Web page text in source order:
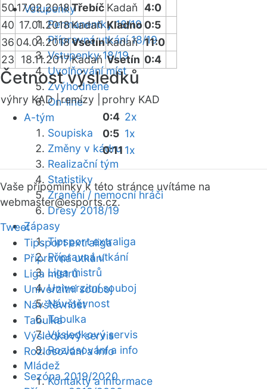
Vstupenky
Permanentky 18/19
Přípravná utkání 18/19
Vstupenky 18/19
Uvolňování míst
Zvýhodněné
On-line
A-tým
Soupiska
Změny v kádru
Realizační tým
Statistiky
Zranění / nemocní hráči
Dresy 2018/19
Zápasy
Tipsport extraliga
Přípravná utkání
Liga mistrů
Univerzitní souboj
Návštěvnost
Tabulka
Výsledkový servis
Rozlosování a info
Mládež
Kontakty a informace
50 17.02.2018Třebíč Kadaň 4:0
40 17.01.2018Kadaň Kladno 0:5
36 04.01.2018VsetínKadaň 11:0
23
18.11.2017Kadaň Vsetín 0:4
Četnost výsledků
výhry KAD |remízy |
prohry KAD
0:4 2x
0:5 1x
0:11 1x
Vaše připomínky k této stránce uvítáme na
webmaster@esports.cz.
Tweet
Tipsport extraliga
Přípravná utkání
Liga mistrů
Univerzitní souboj
Návštěvnost
Tabulka
Výsledkový servis
Rozlosování a info
Sezóna 2019/2020